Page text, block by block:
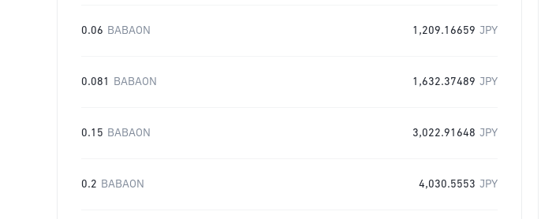
0.06 BABAON 1,209.16659 JPY
0.081 BABAON 1,632.37489 JPY
0.15 BABAON 3,022.91648 JPY
0.2 BABAON 4,030.5553 JPY